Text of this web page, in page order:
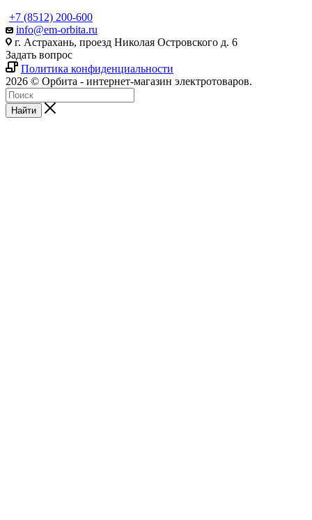
+7 (8512) 200-600
info@em-orbita.ru
г. Астрахань, проезд Николая Островского д. 6
Задать вопрос
Политика конфиденциальности
2026 © Орбита - интернет-магазин электротоваров.
Найти